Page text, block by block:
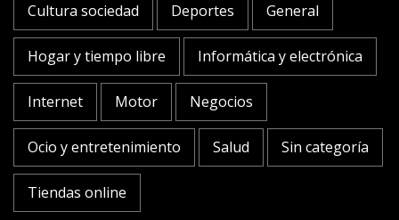
Cultura sociedad Deportes General
Hogar y tiempo libre Informática y electrónica
Internet Motor Negocios
Ocio y entretenimiento Salud Sin categoría
Tiendas online